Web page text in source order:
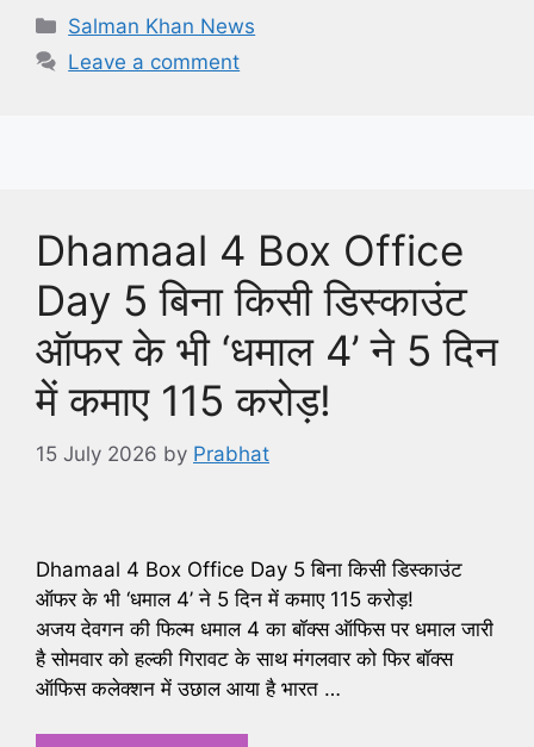
Categories
Salman Khan News
Leave a comment
Dhamaal 4 Box Office
Day 5 बिना किसी डिस्काउंट
ऑफर के भी ‘धमाल 4’ ने 5 दिन
में कमाए 115 करोड़!
15 July 2026 by Prabhat
Dhamaal 4 Box Office Day 5 बिना किसी डिस्काउंट
ऑफर के भी ‘धमाल 4’ ने 5 दिन में कमाए 115 करोड़!
अजय देवगन की फिल्म धमाल 4 का बॉक्स ऑफिस पर धमाल जारी
है सोमवार को हल्की गिरावट के साथ मंगलवार को फिर बॉक्स
ऑफिस कलेक्शन में उछाल आया है भारत …